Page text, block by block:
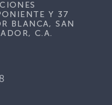
Y 37
BLANCA, SAN
C.A.